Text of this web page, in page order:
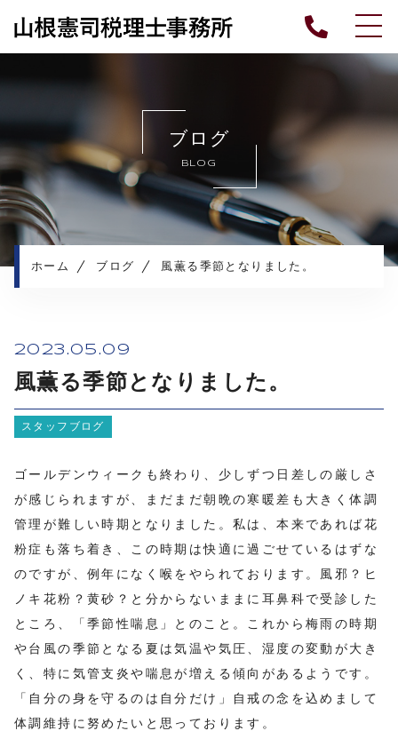
ごあいさつ
業務内容
各種情報
報酬料金
よくある質問
ブログ
BLOG
ホーム ブログ 風薫る季節となりました。
2023.05.09
風薫る季節となりました。
スタッフブログ
ゴールデンウィークも終わり、少しずつ日差しの厳しさ
が感じられますが、まだまだ朝晩の寒暖差も大きく体調
管理が難しい時期となりました。私は、本来であれば花
粉症も落ち着き、この時期は快適に過ごせているはずな
のですが、例年になく喉をやられております。風邪？ヒ
ノキ花粉？黄砂？と分からないままに耳鼻科で受診した
ところ、「季節性喘息」とのこと。これから梅雨の時期
や台風の季節となる夏は気温や気圧、湿度の変動が大き
く、特に気管支炎や喘息が増える傾向があるようです。
「自分の身を守るのは自分だけ」自戒の念を込めまして
体調維持に努めたいと思っております。